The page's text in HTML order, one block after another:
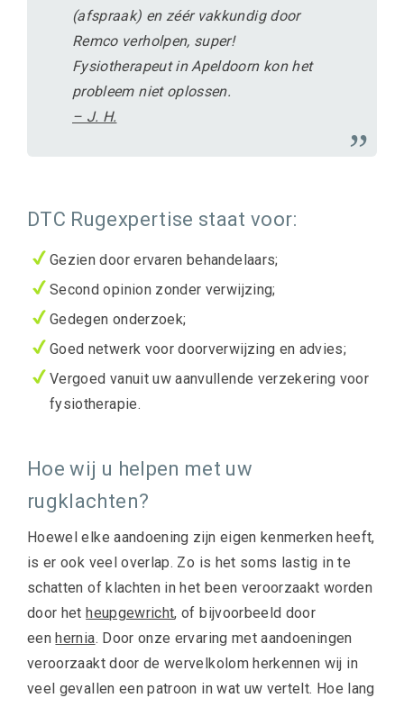
(afspraak) en zéér vakkundig door
Remco verholpen, super!
Fysiotherapeut in Apeldoorn kon het
probleem niet oplossen.
– J. H.
DTC Rugexpertise staat voor:
Gezien door ervaren behandelaars;
Second opinion zonder verwijzing;
Gedegen onderzoek;
Goed netwerk voor doorverwijzing en advies;
Vergoed vanuit uw aanvullende verzekering voor
fysiotherapie.
Hoe wij u helpen met uw
rugklachten?
Hoewel elke aandoening zijn eigen kenmerken heeft,
is er ook veel overlap. Zo is het soms lastig in te
schatten of klachten in het been veroorzaakt worden
door hetheupgewricht, of bijvoorbeeld door
eenhernia. Door onze ervaring met aandoeningen
veroorzaakt door de wervelkolom herkennen wij in
veel gevallen een patroon in wat uw vertelt. Hoe lang